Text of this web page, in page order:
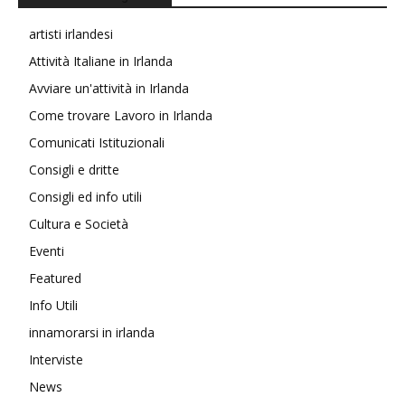
artisti irlandesi
Attività Italiane in Irlanda
Avviare un'attività in Irlanda
Come trovare Lavoro in Irlanda
Comunicati Istituzionali
Consigli e dritte
Consigli ed info utili
Cultura e Società
Eventi
Featured
Info Utili
innamorarsi in irlanda
Interviste
News